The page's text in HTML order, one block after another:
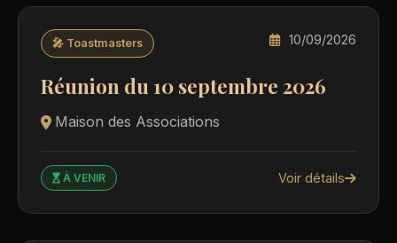
🎤 Toastmasters 10/09/2026
Réunion du 10 septembre 2026
Maison des Associations
À VENIR Voir détails